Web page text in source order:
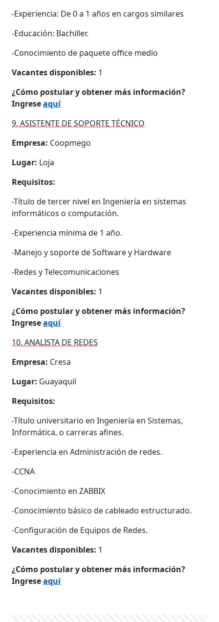
-Experiencia: De 0 a 1 años en cargos similares
-Educación: Bachiller.
-Conocimiento de paquete office medio
Vacantes disponibles: 1
¿Cómo postular y obtener más información?
Ingreseaquí
9. ASISTENTE DE SOPORTE TÉCNICO
Empresa: Coopmego
Lugar: Loja
Requisitos:
-Título de tercer nivel en Ingeniería en sistemas
informáticos o computación.
-Experiencia mínima de 1 año.
-Manejo y soporte de Software y Hardware
-Redes y Telecomunicaciones
Vacantes disponibles: 1
¿Cómo postular y obtener más información?
Ingreseaquí
10. ANALISTA DE REDES
Empresa: Cresa
Lugar: Guayaquil
Requisitos:
-Título universitario en Ingeniería en Sistemas,
Informática, o carreras afines.
-Experiencia en Administración de redes.
-CCNA
-Conocimiento en ZABBIX
-Conocimiento básico de cableado estructurado.
-Configuración de Equipos de Redes.
Vacantes disponibles: 1
¿Cómo postular y obtener más información?
Ingreseaquí